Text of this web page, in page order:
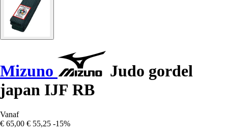
Mizuno
Judo gordel
japan IJF RB
Vanaf
€ 65,00 € 55,25 -15%